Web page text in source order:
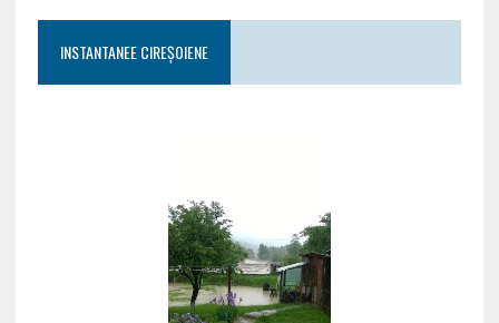
INSTANTANEE CIREȘOIENE